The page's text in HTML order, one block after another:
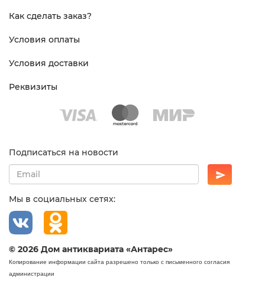
Как сделать заказ?
Условия оплаты
Условия доставки
Реквизиты
Подписаться на новости
Мы в социальных сетях:
© 2026 Дом антиквариата «Антарес»
Копирование информации сайта разрешено только с письменного согласия
администрации